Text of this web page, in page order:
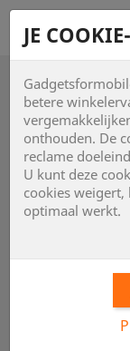

JE
betere
onthouden. De
reclame
U kunt deze
cookies
optimaal werkt.